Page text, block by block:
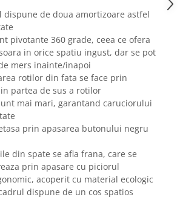
de doua amortizoare astfel
pivotante 360 grade, ceea ce ofera
in orice spatiu ingust, dar se pot
mers inainte/inapoi
rotilor din fata se face prin
partea de sus a rotilor
mai mari, garantand caruciorului
prin apasarea butonului negru
din spate se afla frana, care se
prin apasare cu piciorul
acoperit cu material ecologic
dispune de un cos spatios